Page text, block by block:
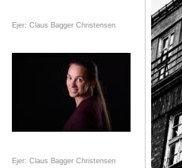
Ejer: Claus Bagger Christensen
Ejer: Claus Bagger Christensen